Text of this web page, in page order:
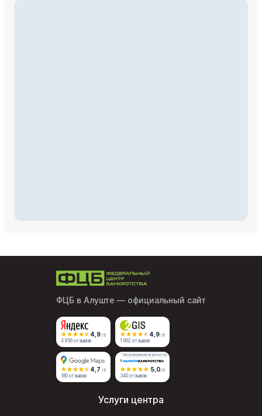
ФЦБ в Алуште — официальный сайт
4,9 /5
4 956 отзывов
4,9 /5
1 902 отзывов
4,7 /5
180 отзывов
Независимый агрегатор
5,0/5
340 отзывов
Услуги центра